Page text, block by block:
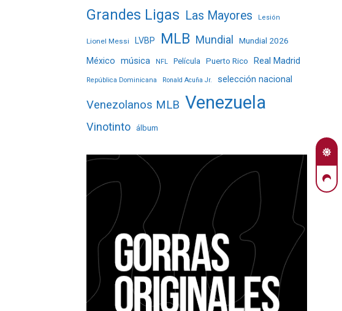
Grandes Ligas Las Mayores Lesión
Lionel Messi LVBP MLB Mundial Mundial 2026
México música NFL Película Puerto Rico Real Madrid
República Dominicana Ronald Acuña Jr. selección nacional
Venezolanos MLB Venezuela
Vinotinto álbum